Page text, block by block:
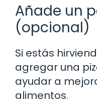
Añade un
(opcional)
Si estás
agregar una
ayudar a
alimentos.